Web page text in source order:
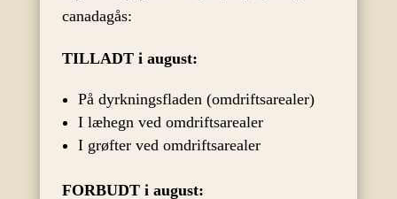
canadagås:
TILLADT i august:
På dyrkningsfladen (omdriftsarealer)
I læhegn ved omdriftsarealer
I grøfter ved omdriftsarealer
FORBUDT i august: